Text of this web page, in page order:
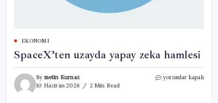
EKONOMI
SpaceX’ten uzayda yapay zeka hamlesi
By metin Kurnaz
10 Haziran 2026
2 Min Read
SpaceX’ten
yorumlar kapalı